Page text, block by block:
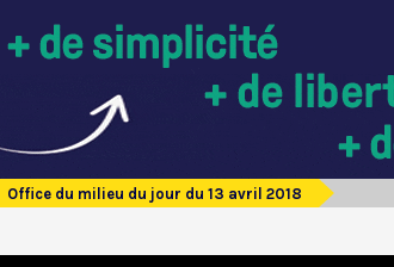
Office du milieu du jour du 13 avril 2018